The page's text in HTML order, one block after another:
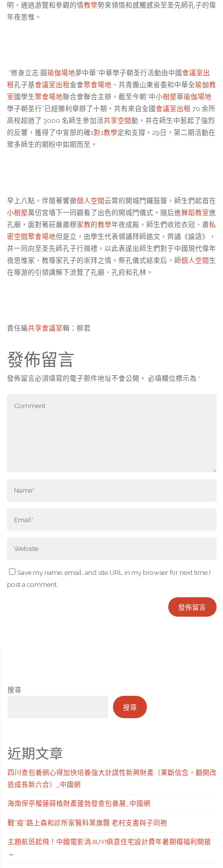
明，通過游覽和參觀的情教學勢來領悟和感觸感染至圣先師孔子的偉
年夜思惟。
“修身立志·圓瑜伽場地夢中華”中華學子朝圣行活動由中國會議室出
租孔子基會議室出租金會聚會場地 、共青團山東省委和中華全瑜伽教
室國學生聚會場地聯合會聯合主辦，截至今朝“中小樹屋華瑜伽場地
學子朝圣行”已經勝利舉辦了十期，共有來自全國會議室出租 70 余所
高校超過了 3000 名師生參加活共享空間動，并在師生中惹起了強烈
的反響，獲得了中宣部的確1對1教學定和支撐。29日，第二期活動在
眾多師生的期盼中如期而至。
早上八點，伴隨著響徹個人空間云霄的開城門鑼鼓聲，師生們起首在
小樹屋萬仞宮墻下一同觀看了出色的開城門儀式。隨后進舞蹈教室進
孔廟，面對著莊嚴肅穆家教的教學年夜成殿，師生們收拾衣冠、肅私
密空間聚會場地但是立，由學生代表領誦拜師誥文，齊誦《論語》，
并一同向至圣先師孔子行揖禮，以此表達出師生們對于中國現代偉年
夜思惟家、教導家孔子的崇拜之情。祭孔儀式結束后，師個人空間生
在導游的引領講解下流覽了孔廟、孔府和孔林。
責任編共享會議室輯：柳君
發佈留言
發佈留言必須填寫的電子郵件地址不會公開。 必填欄位標示為 *
Save my name, email, and site URL in my browser for next time I
post a comment.
搜尋
搜尋
近期文章
四川查包養網心得加快培養強大計謀性新興財產（果斷信念，翻開改
造成長新六合）_中國網
海南保亭榴蓮蒔植財產蓬勃發查包養展_中國網
戰“疫”路上森和診所家醫科黨旗飄 老村支書與子同袍
主題航班起飛！中國電影消JIUYI俱意住宅設計費年暑期檔福利開搶
→